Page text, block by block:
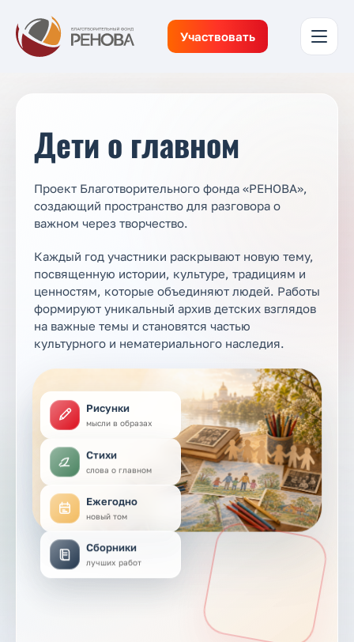
Участвовать
Дети о главном
Проект Благотворительного фонда «РЕНОВА»,
создающий пространство для разговора о
важном через творчество.
Каждый год участники раскрывают новую тему,
посвященную истории, культуре, традициям и
ценностям, которые объединяют людей. Работы
формируют уникальный архив детских взглядов
на важные темы и становятся частью
культурного и нематериального наследия.
Рисунки
мысли в образах
Стихи
слова о главном
Ежегодно
новый том
Сборники
лучших работ